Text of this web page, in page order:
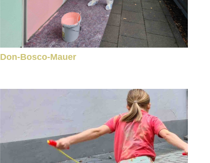
Don-Bosco-Mauer